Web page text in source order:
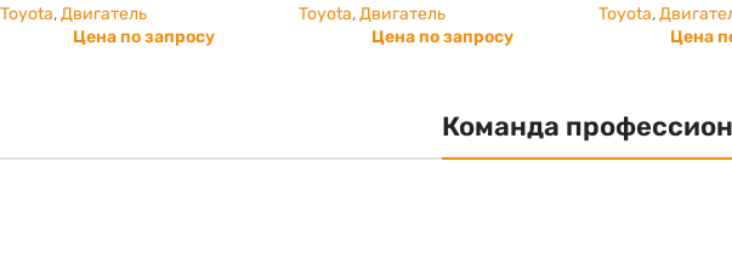
Toyota,Двигатель
Цена по запросу
Toyota,Двигатель
Цена по запросу
Toyota,
Цена
Команда